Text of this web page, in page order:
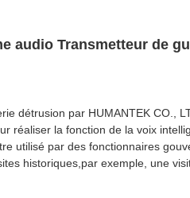
audio Transmetteur de
détrusion par HUMANTEK CO.,
réaliser la fonction de la voix
utilisé par des fonctionnaires
historiques,par exemple, une